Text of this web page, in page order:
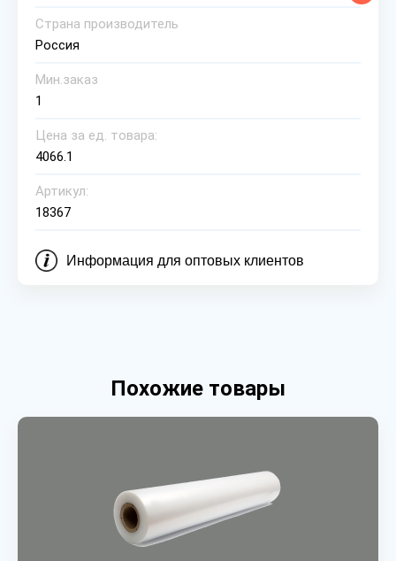
Страна производитель
Россия
Мин.заказ
1
Цена за ед. товара:
4066.1
Артикул:
18367
Информация для оптовых клиентов
Похожие товары